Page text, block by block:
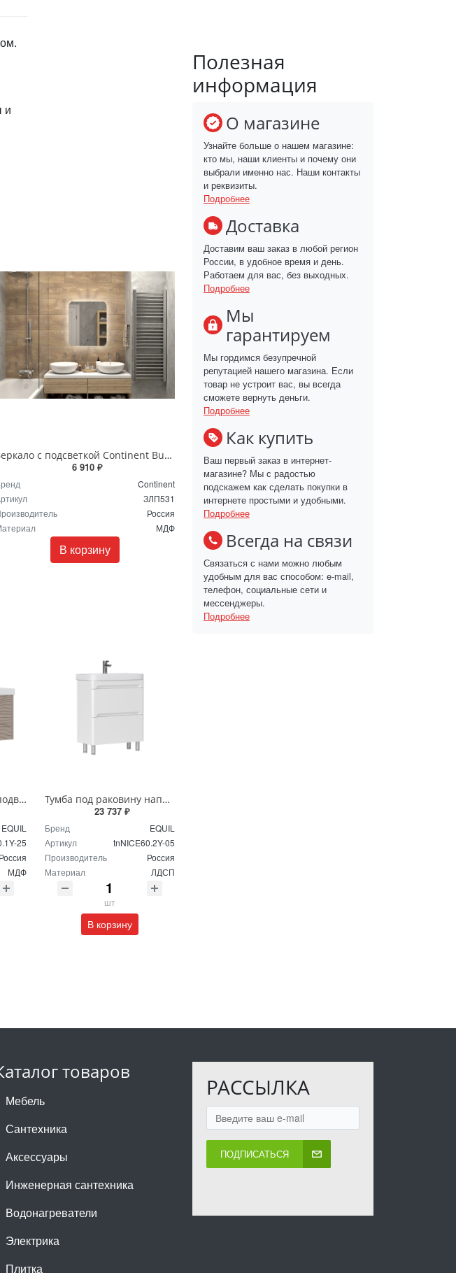
и
Зеркало с подсветкой Continent Burzhe standart 60 x 70 см ЗЛП531
6 910 ₽
Continent
ЗЛП531
Россия
МДФ
В корзину
Тумба под раковину подвесная EQUIL Глеам 80.1Я/Gleam 80.1Y амарок/дуб вотан tpGLEAM80.1Y-25
EQUIL
25
Россия
МДФ
Тумба под раковину напольная EQUIL Найс 60 см tnNICE60.2Y-05 белая
23 737 ₽
Бренд
EQUIL
Артикул
tnNICE60.2Y-05
Производитель
Россия
Материал
ЛДСП
шт
В корзину
Полезная
информация
О магазине
Узнайте больше о нашем магазине:
кто мы, наши клиенты и почему они
выбрали именно нас. Наши контакты
и реквизиты.
Подробнее
Доставка
Доставим ваш заказ в любой регион
России, в удобное время и день.
Работаем для вас, без выходных.
Подробнее
Мы
гарантируем
Мы гордимся безупречной
репутацией нашего магазина. Если
товар не устроит вас, вы всегда
сможете вернуть деньги.
Подробнее
Как купить
Ваш первый заказ в интернет-
магазине? Мы с радостью
подскажем как сделать покупки в
интернете простыми и удобными.
Подробнее
Всегда на связи
Связаться с нами можно любым
удобным для вас способом: e-mail,
телефон, социальные сети и
мессенджеры.
Подробнее
товаров
Мебель
Сантехника
Аксессуары
Инженерная сантехника
Водонагреватели
Электрика
Плитка
РАССЫЛКА
ПОДПИСАТЬСЯ